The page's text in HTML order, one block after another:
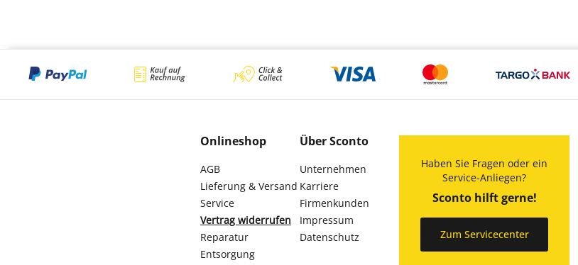
Onlineshop
AGB
Lieferung & Versand
Service
Vertrag widerrufen
Reparatur
Entsorgung
Über Sconto
Unternehmen
Karriere
Firmenkunden
Impressum
Datenschutz
Haben Sie Fragen oder ein
Service-Anliegen?
Sconto hilft gerne!
Zum Servicecenter